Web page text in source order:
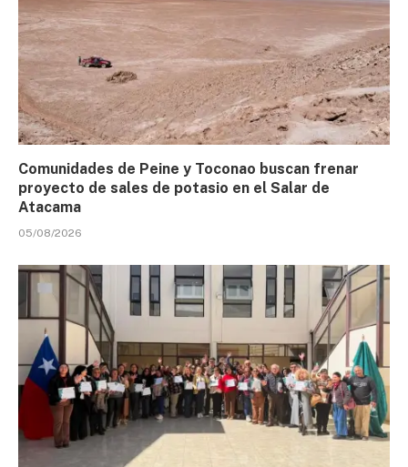
Comunidades de Peine y Toconao buscan frenar
proyecto de sales de potasio en el Salar de
Atacama
05/08/2026